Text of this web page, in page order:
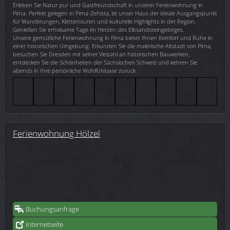
Erleben Sie Natur pur und Gastfreundschaft in unserer Ferienwohnung in
Pirna. Perfekt gelegen in Pirna-Zehista, ist unser Haus der ideale Ausgangspunkt
für Wanderungen, Klettertouren und kulturelle Highlights in der Region.
Genießen Sie erholsame Tage im Herzen des Elbsandsteingebirges.
Unsere gemütliche Ferienwohnung in Pirna bietet Ihnen Komfort und Ruhe in
einer historischen Umgebung. Erkunden Sie die malerische Altstadt von Pirna,
besuchen Sie Dresden mit seiner Vielzahl an historischen Bauwerken,
entdecken Sie die Schönheiten der Sächsischen Schweiz und kehren Sie
abends in Ihre persönliche Wohlfühloase zurück.
Ferienwohnung Hölzel
Buchungsanfrage
Internetseite